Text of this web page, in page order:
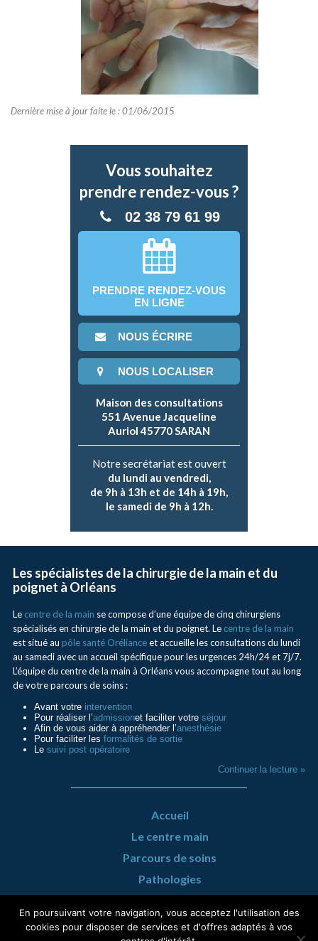
Dernière mise à jour faite le : 01/06/2015
Vous souhaitez
prendre rendez-vous ?
02 38 79 61 99
PRENDRE RENDEZ-VOUS
EN LIGNE
NOUS ÉCRIRE
NOUS LOCALISER
Maison des consultations
551 Avenue Jacqueline
Auriol 45770 SARAN
Notre secrétariat est ouvert
du lundi au vendredi,
de 9h à 13h et de 14h à 19h,
le samedi de 9h à 12h.
Les spécialistes de la chirurgie de la main et du
poignet à Orléans
Le centre de la main se compose d’une équipe de cinq chirurgiens
spécialisés en chirurgie de la main et du poignet. Le centre de la main
est situé au pôle santé Orélianceet accueille les consultations du lundi
au samedi avec un accueil spécifique pour les urgences 24h/24 et 7j/7.
L’équipe du centre de la main à Orléans vous accompagne tout au long
de votre parcours de soins :
Avant votre intervention
Pour réaliser l’admissionet faciliter votre séjour
Afin de vous aider à appréhender l’anesthésie
Pour faciliter les formalités de sortie
Le suivi post opératoire
Continuer la lecture »
Accueil
Le centre main
Parcours de soins
Pathologies
Infos pratiques
En poursuivant votre navigation, vous acceptez l'utilisation des
cookies pour disposer de services et d'offres adaptés à vos